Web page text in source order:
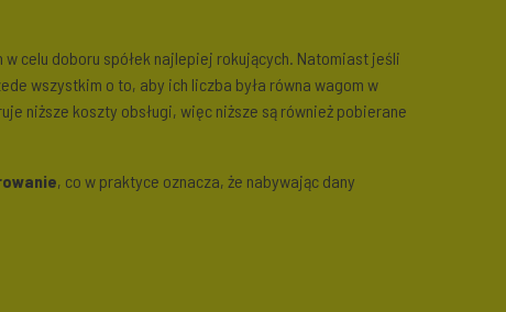
celu doboru spółek najlepiej rokujących. Natomiast jeśli
wszystkim o to, aby ich liczba była równa wagom w
niższe koszty obsługi, więc niższe są również pobierane
, co w praktyce oznacza, że nabywając dany